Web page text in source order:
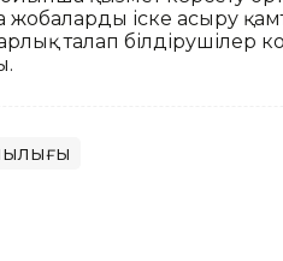
іске асыру
талап білдірушілер